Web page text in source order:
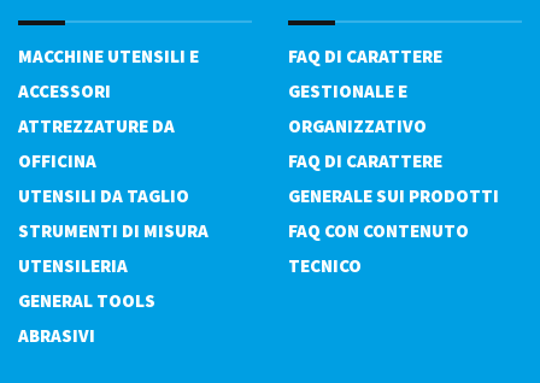
MACCHINE UTENSILI E
ACCESSORI
ATTREZZATURE DA
OFFICINA
UTENSILI DA TAGLIO
STRUMENTI DI MISURA
UTENSILERIA
GENERAL TOOLS
ABRASIVI
FAQ DI CARATTERE
GESTIONALE E
ORGANIZZATIVO
FAQ DI CARATTERE
GENERALE SUI PRODOTTI
FAQ CON CONTENUTO
TECNICO